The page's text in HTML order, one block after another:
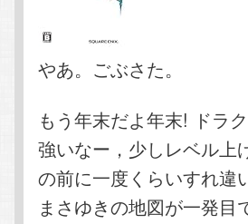
やあ。ごぶさた。
もう年末だよ年末! ドラ
強いなー，少しレベル上
の前に一度くらいすれ違
まさゆきの地図が一発